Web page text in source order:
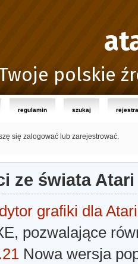
polskie
regulamin szukaj
się zalogować lub zarejestrować.
ze świata Atari
grafiki dla Atari
pozwalające
Nowa wersja